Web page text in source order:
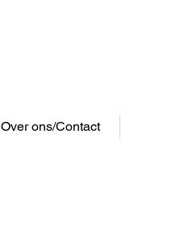
Over ons/Contact